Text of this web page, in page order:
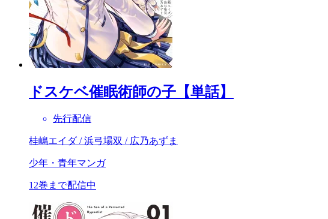
ドスケベ催眠術師の子【単話】
先行配信
桂嶋エイダ / 浜弓場双 / 広乃あずま
少年・青年マンガ
12巻まで配信中